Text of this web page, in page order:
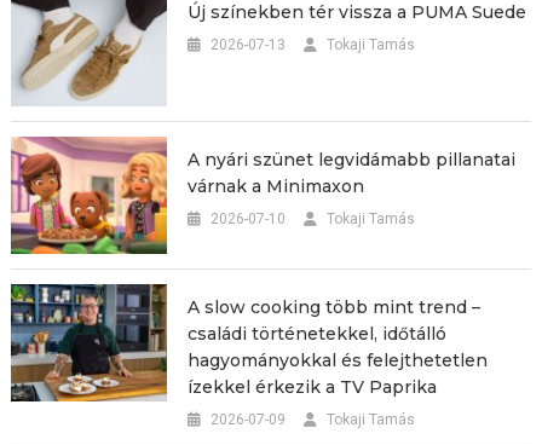
Új színekben tér vissza a PUMA Suede
2026-07-13 Tokaji Tamás
A nyári szünet legvidámabb pillanatai
várnak a Minimaxon
2026-07-10 Tokaji Tamás
A slow cooking több mint trend –
családi történetekkel, időtálló
hagyományokkal és felejthetetlen
ízekkel érkezik a TV Paprika
2026-07-09 Tokaji Tamás